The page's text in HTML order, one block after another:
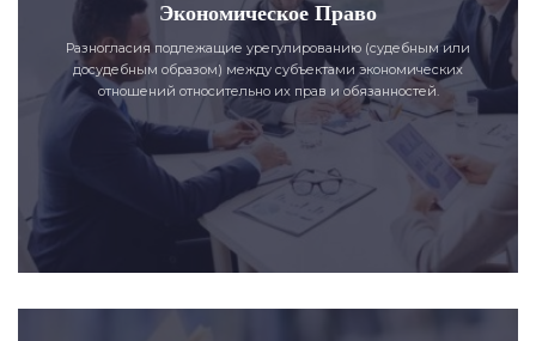
Экономическое Право
Разногласия подлежащие урегулированию (судебным или
досудебным образом) между субъектами экономических
отношений относительно их прав и обязанностей.